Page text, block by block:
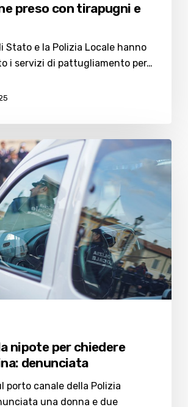
preso con tirapugni e
Stato e la Polizia Locale hanno
i servizi di pattugliamento per…
nipote per chiedere
denunciata
porto canale della Polizia
una donna e due